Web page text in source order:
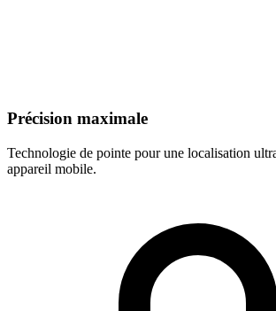
Précision maximale
Technologie de pointe pour une localisation
appareil mobile.